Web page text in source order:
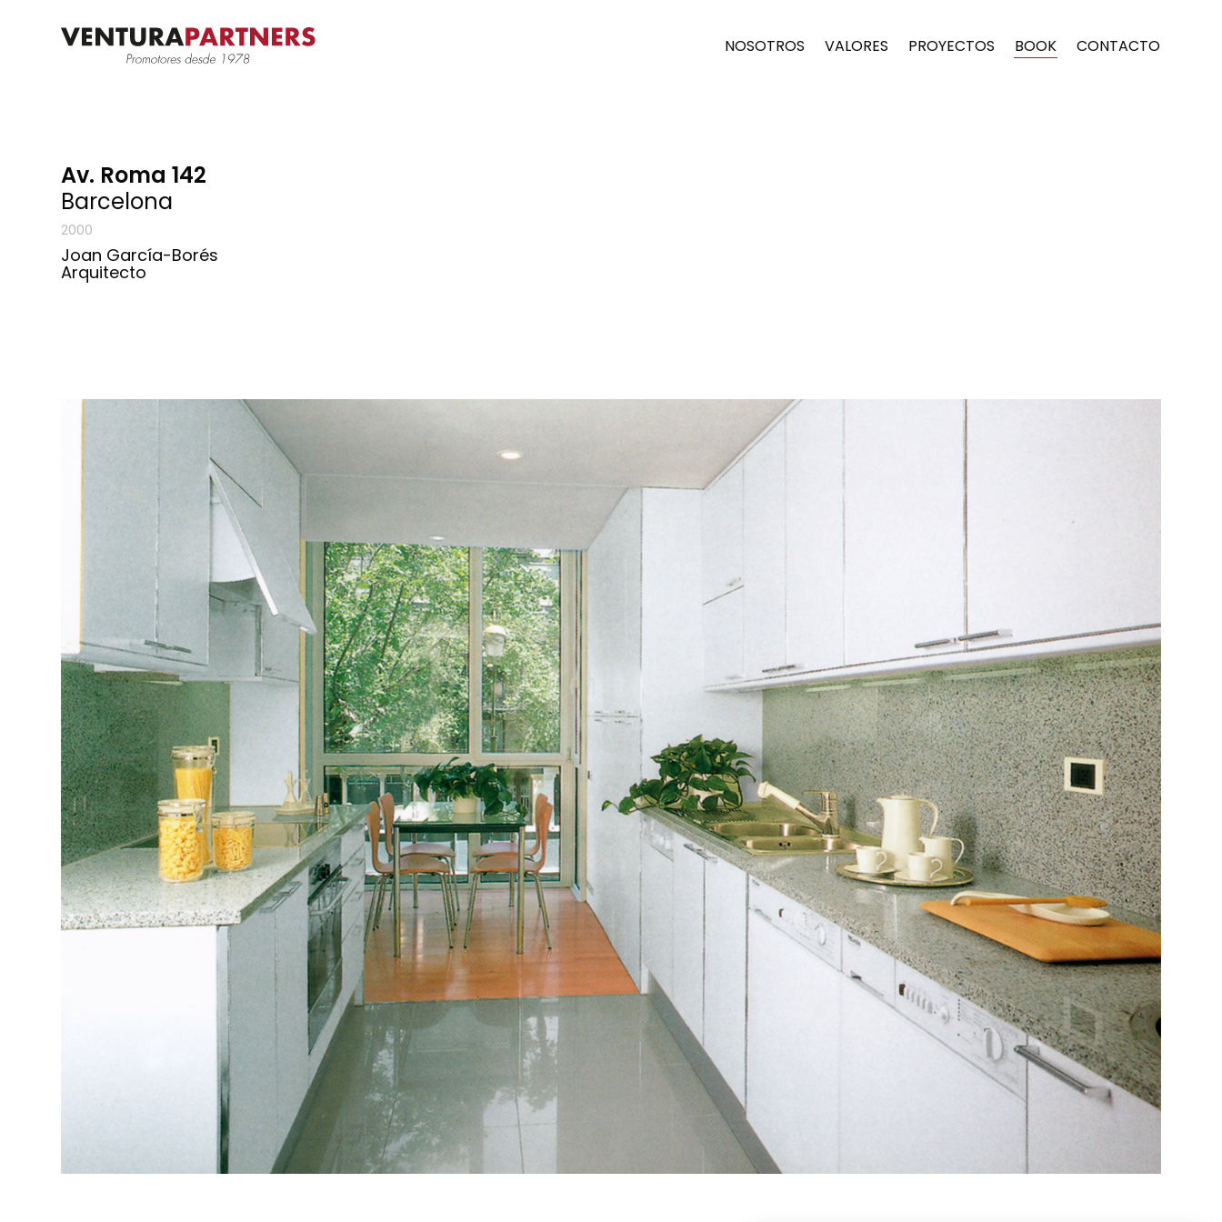
NOSOTROS VALORES PROYECTOS BOOK CONTACTO
Av. Roma 142
Barcelona
2000
Joan García-Borés
Arquitecto